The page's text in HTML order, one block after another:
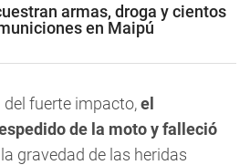
armas, droga y cientos
en Maipú
fuerte impacto,el
de la moto y falleció
gravedad de las heridas